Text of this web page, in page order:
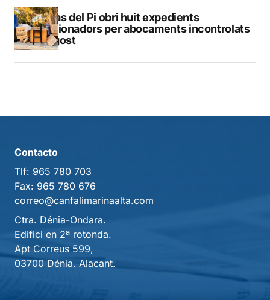
L’Alfàs del Pi obri huit expedients
sancionadors per abocaments incontrolats
a l’agost
Contacto
Tlf: 965 780 703
Fax: 965 780 676
correo@canfalimarinaalta.com
Ctra. Dénia-Ondara.
Edifici en 2ª rotonda.
Apt Correus 599,
03700 Dénia. Alacant.